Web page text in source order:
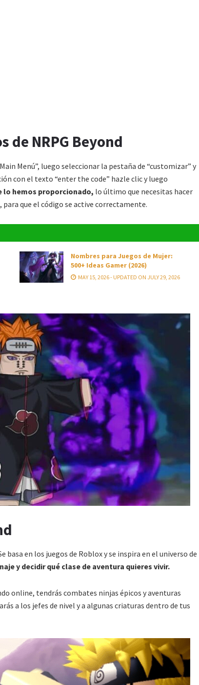
de NRPG Beyond
Menú”, luego seleccionar la pestaña de “customizar” y
con el texto “enter the code” hazle clic y luego
hemos proporcionado, lo último que necesitas hacer
, para que el código se active correctamente.
Nombres para Juegos de Mujer:
500+ Ideas Gamer (2026)
MAY 15, 2026 - UPDATED ON JULY 29, 2026
en los juegos de Roblox y se inspira en el universo de
y decidir qué clase de aventura quieres vivir.
online, tendrás combates ninjas épicos y aventuras
a los jefes de nivel y a algunas criaturas dentro de tus